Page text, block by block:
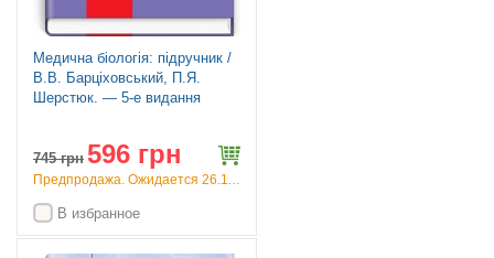
Медична біологія: підручник /
В.В. Барціховський, П.Я.
Шерстюк. — 5-е видання
745грн 596 грн
Предпродажа. Ожидается 26.11.26
В избранное